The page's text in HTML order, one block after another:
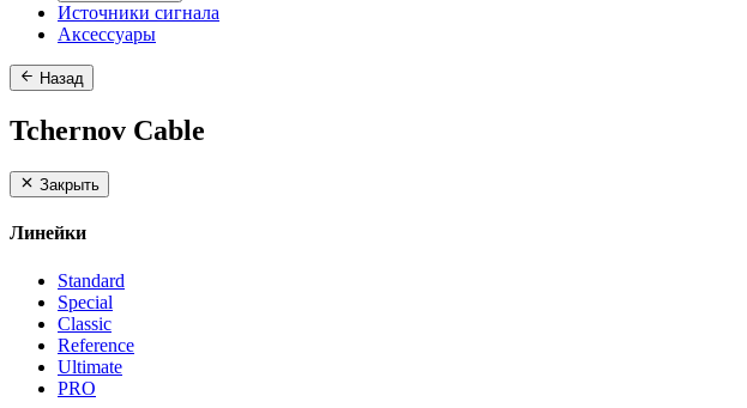
Источники сигнала
Аксессуары
Назад
Tchernov Cable
Закрыть
Линейки
Standard
Special
Classic
Reference
Ultimate
PRO